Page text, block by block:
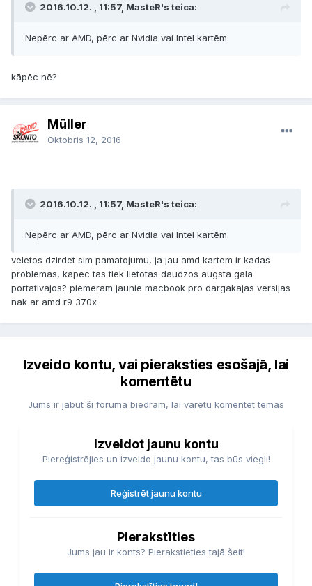
2016.10.12. , 11:57, MasteR's teica:
Nepērc ar AMD, pērc ar Nvidia vai Intel kartēm.
kāpēc nē?
Müller
Oktobris 12, 2016
2016.10.12. , 11:57, MasteR's teica:
Nepērc ar AMD, pērc ar Nvidia vai Intel kartēm.
veletos dzirdet sim pamatojumu, ja jau amd kartem ir kadas
problemas, kapec tas tiek lietotas daudzos augsta gala
portativajos? piemeram jaunie macbook pro dargakajas versijas
nak ar amd r9 370x
Izveido kontu, vai pieraksties esošajā, lai
komentētu
Jums ir jābūt šī foruma biedram, lai varētu komentēt tēmas
Izveidot jaunu kontu
Piereģistrējies un izveido jaunu kontu, tas būs viegli!
Reģistrēt jaunu kontu
Pierakstīties
Jums jau ir konts? Pierakstieties tajā šeit!